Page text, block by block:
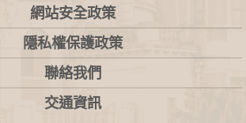
網站安全政策
隱私權保護政策
聯絡我們
交通資訊